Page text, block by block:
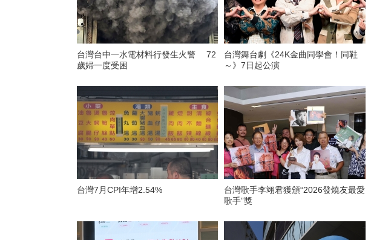
台灣台中一水電材料行發生火警 72
歲婦一度受困
台灣舞台劇《24K金曲同學會！同鞋
～》7日起公演
台灣7月CPI年增2.54%
台灣歌手李翊君獲頒“2026發燒友最愛
歌手”獎